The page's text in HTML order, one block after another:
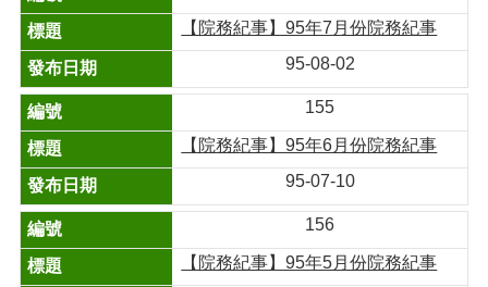
【院務紀事】95年7月份院務紀事
95-08-02
155
【院務紀事】95年6月份院務紀事
95-07-10
156
【院務紀事】95年5月份院務紀事